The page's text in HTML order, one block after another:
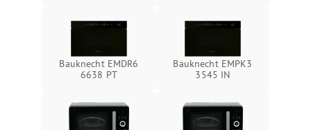
Bauknecht EMDR6
6638 PT
Bauknecht EMPK3
3545 IN